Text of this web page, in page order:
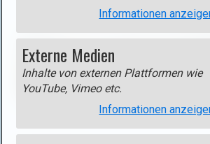
Informationen
Externe Medien
Inhalte von externen Plattformen wie
YouTube, Vimeo etc.
Informationen